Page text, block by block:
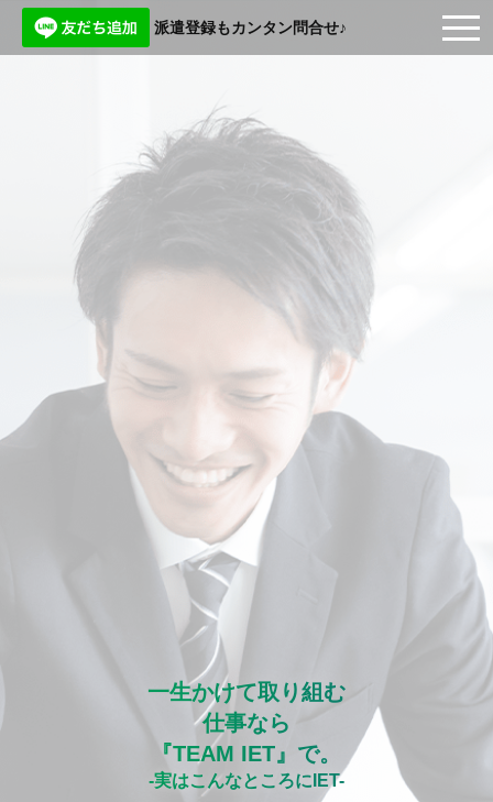
派遣登録もカンタン問合せ♪
一生かけて取り組む
仕事なら
『TEAM IET』で。
実はこんなところにIET